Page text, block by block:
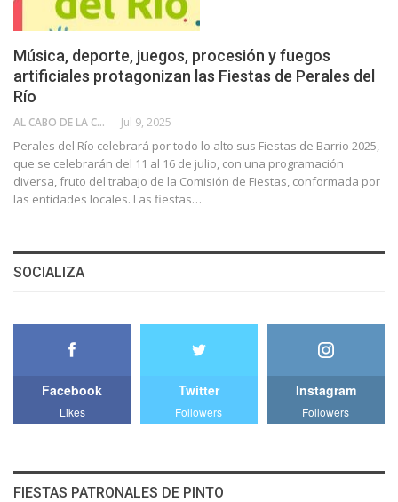
Música, deporte, juegos, procesión y fuegos
artificiales protagonizan las Fiestas de Perales del
Río
AL CABO DE LA CALLE Jul 9, 2025
Perales del Río celebrará por todo lo alto sus Fiestas de Barrio 2025,
que se celebrarán del 11 al 16 de julio, con una programación
diversa, fruto del trabajo de la Comisión de Fiestas, conformada por
las entidades locales. Las fiestas…
SOCIALIZA
Facebook
Likes
Twitter
Followers
Instagram
Followers
FIESTAS PATRONALES DE PINTO